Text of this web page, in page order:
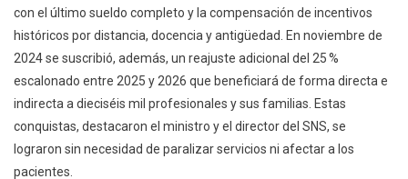
con el último sueldo completo y la compensación de incentivos
históricos por distancia, docencia y antigüedad. En noviembre de
2024 se suscribió, además, un reajuste adicional del 25 %
escalonado entre 2025 y 2026 que beneficiará de forma directa e
indirecta a dieciséis mil profesionales y sus familias. Estas
conquistas, destacaron el ministro y el director del SNS, se
lograron sin necesidad de paralizar servicios ni afectar a los
pacientes.